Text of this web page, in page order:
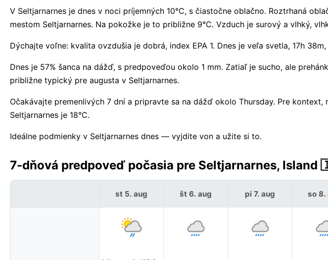
V Seltjarnarnes je dnes v noci príjemných 10°C, s čiastočne oblačno. Roztrhaná
mestom Seltjarnarnes. Na pokožke je to približne 9°C. Vzduch je surový a vlhký,
Dýchajte voľne: kvalita ovzdušia je dobrá, index EPA 1. Dnes je veľa svetla, 17h
Dnes je 57% šanca na dážď, s predpoveďou okolo 1 mm. Zatiaľ je sucho, ale
približne typický pre augusta v Seltjarnarnes.
Očakávajte premenlivých 7 dní a pripravte sa na dážď okolo Thursday. Pre
Seltjarnarnes je 18°C.
Ideálne podmienky v Seltjarnarnes dnes — vyjdite von a užite si to.
7-dňová predpoveď počasia pre Seltjarnarnes,
st 5. aug št 6. aug pi 7. aug so 8.